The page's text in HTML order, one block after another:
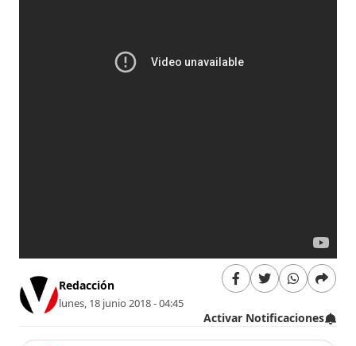
Redacción
lunes, 18 junio 2018 - 04:45
Activar Notificaciones